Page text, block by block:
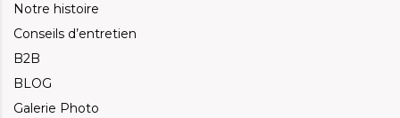
Notre histoire
Conseils d’entretien
B2B
BLOG
Galerie Photo